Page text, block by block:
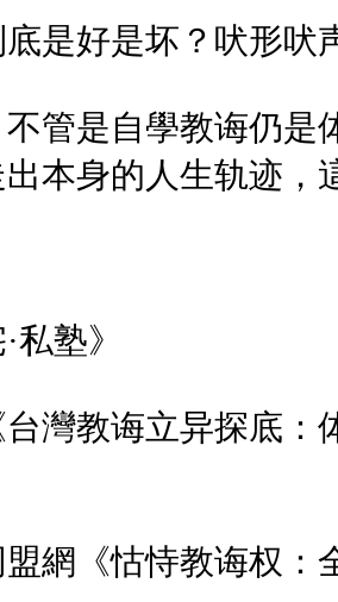
是好是坏？吠形吠
管是自學教诲仍是
本身的人生轨迹，
私塾》
灣教诲立异探底：
網《怙恃教诲权：